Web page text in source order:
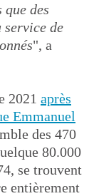
des
service de
", a
2021 après
Emmanuel
des 470
80.000
se trouvent
entièrement